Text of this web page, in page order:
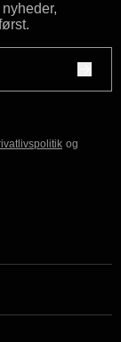
og